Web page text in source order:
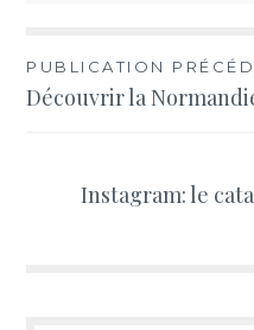
Navigation
de
PUBLICATION
Découvrir la
Instagram: le